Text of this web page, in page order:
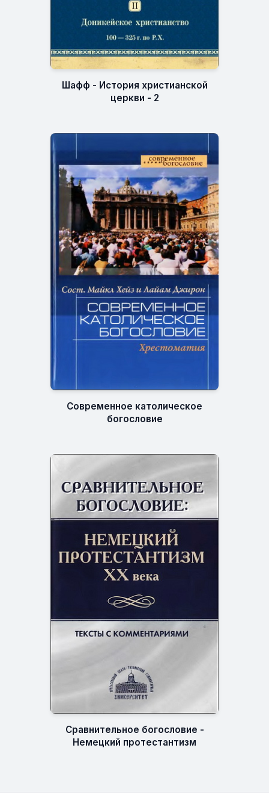
Шафф - История христианской
церкви - 2
Современное католическое
богословие
Сравнительное богословие -
Немецкий протестантизм